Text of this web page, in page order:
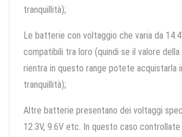
tranquillità);
Le batterie con voltaggio che varia da
compatibili tra loro (quindi se il valore
rientra in questo range potete acquistarla
tranquillità);
Altre batterie presentano dei voltaggi
12.3V, 9.6V etc. In questo caso